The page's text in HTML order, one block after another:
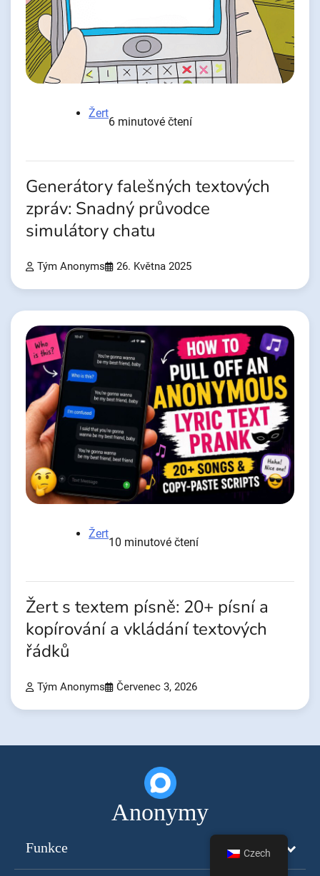
Žert
6 minutové čtení
Generátory falešných textových
zpráv: Snadný průvodce
simulátory chatu
Tým Anonyms 26. Května 2025
Žert
10 minutové čtení
Žert s textem písně: 20+ písní a
kopírování a vkládání textových
řádků
Tým Anonyms Červenec 3, 2026
Anonymy
Funkce Czech